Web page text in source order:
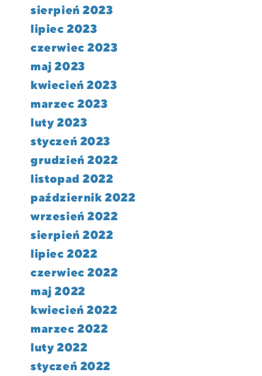
sierpień 2023
lipiec 2023
czerwiec 2023
maj 2023
kwiecień 2023
marzec 2023
luty 2023
styczeń 2023
grudzień 2022
listopad 2022
październik 2022
wrzesień 2022
sierpień 2022
lipiec 2022
czerwiec 2022
maj 2022
kwiecień 2022
marzec 2022
luty 2022
styczeń 2022